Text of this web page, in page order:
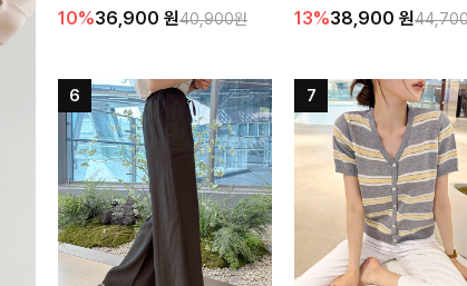
성해주는 원피스🤍 허리 스모크 밴딩이 슬
즐기기 좋아요
10%36,900 원40,900원
분위기를 더해주는 블라우스 🤎 하
좋아요
13%38,900 원